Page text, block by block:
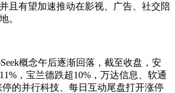
且有望加速推动在影视、广告、社交陪
。
概念午后逐渐回落，截至收盘，安
，宝兰德跌超10%，万达信息、软通
的并行科技、每日互动尾盘打开涨停